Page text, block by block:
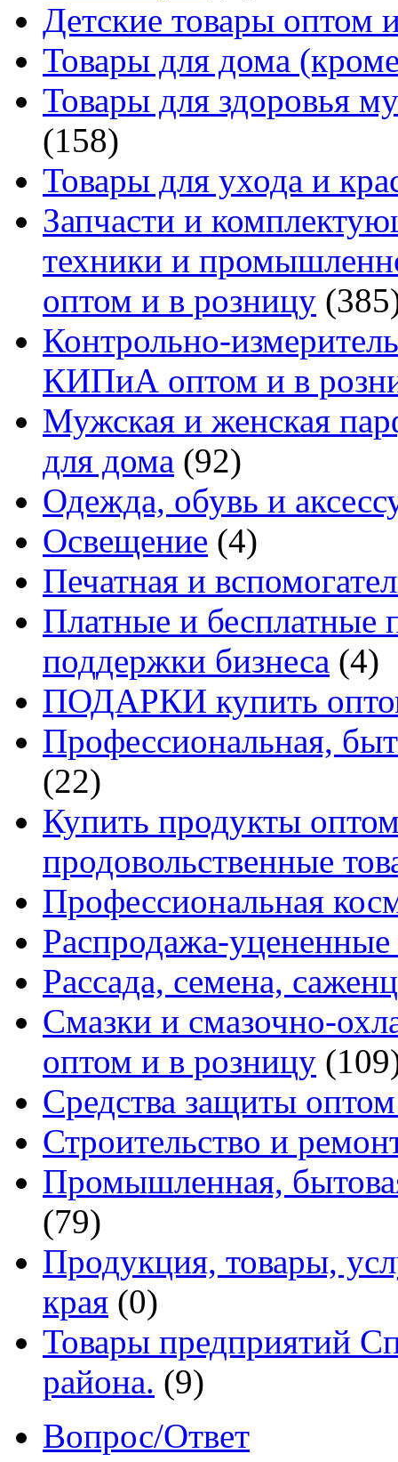
Детские товары оптом
Товары для дома
Товары для здоровья
(158)
Товары для ухода и
Запчасти и
техники и
оптом и в розницу
Контрольно-
КИПиА оптом и в
Мужская и женская
для дома (92)
Одежда, обувь и
Освещение (4)
Печатная и
Платные и бесплатные
поддержки бизнеса (4)
ПОДАРКИ купить
Профессиональная,
(22)
Купить продукты
продовольственные
Профессиональная
Распродажа-уцененные
Рассада, семена,
Смазки и смазочно-
оптом и в розницу
Средства защиты
Строительство и
Промышленная,
(79)
Продукция, товары,
края (0)
Товары предприятий
района. (9)
Вопрос/Ответ